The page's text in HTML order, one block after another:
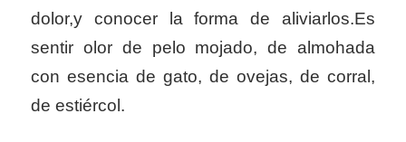
dolor,y conocer la forma de aliviarlos.Es
sentir olor de pelo mojado, de almohada
con esencia de gato, de ovejas, de corral,
de estiércol.